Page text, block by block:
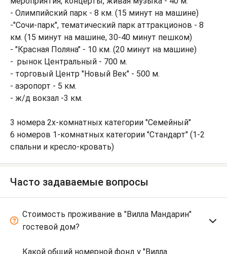
- Олимпийский парк - 8 км. (15 минут на машине)
-"Сочи-парк", тематический парк аттракционов - 8
км. (15 минут на машине, 30-40 минут пешком)
- "Красная Поляна" - 10 км. (20 минут на машине)
- рынок Центральный - 700 м.
- торговый Центр "Новый Век" - 500 м.
- аэропорт - 5 км.
- ж/д вокзал -3 км.
3 номера 2х-комнатных категории "Семейный"
6 номеров 1-комнатных категории "Стандарт" (1-2
спальни и кресло-кровать)
Часто задаваемые вопросы
Стоимость проживание в "Вилла Мандарин"
гостевой дом?
Какой общий номерной фонд у "Вилла